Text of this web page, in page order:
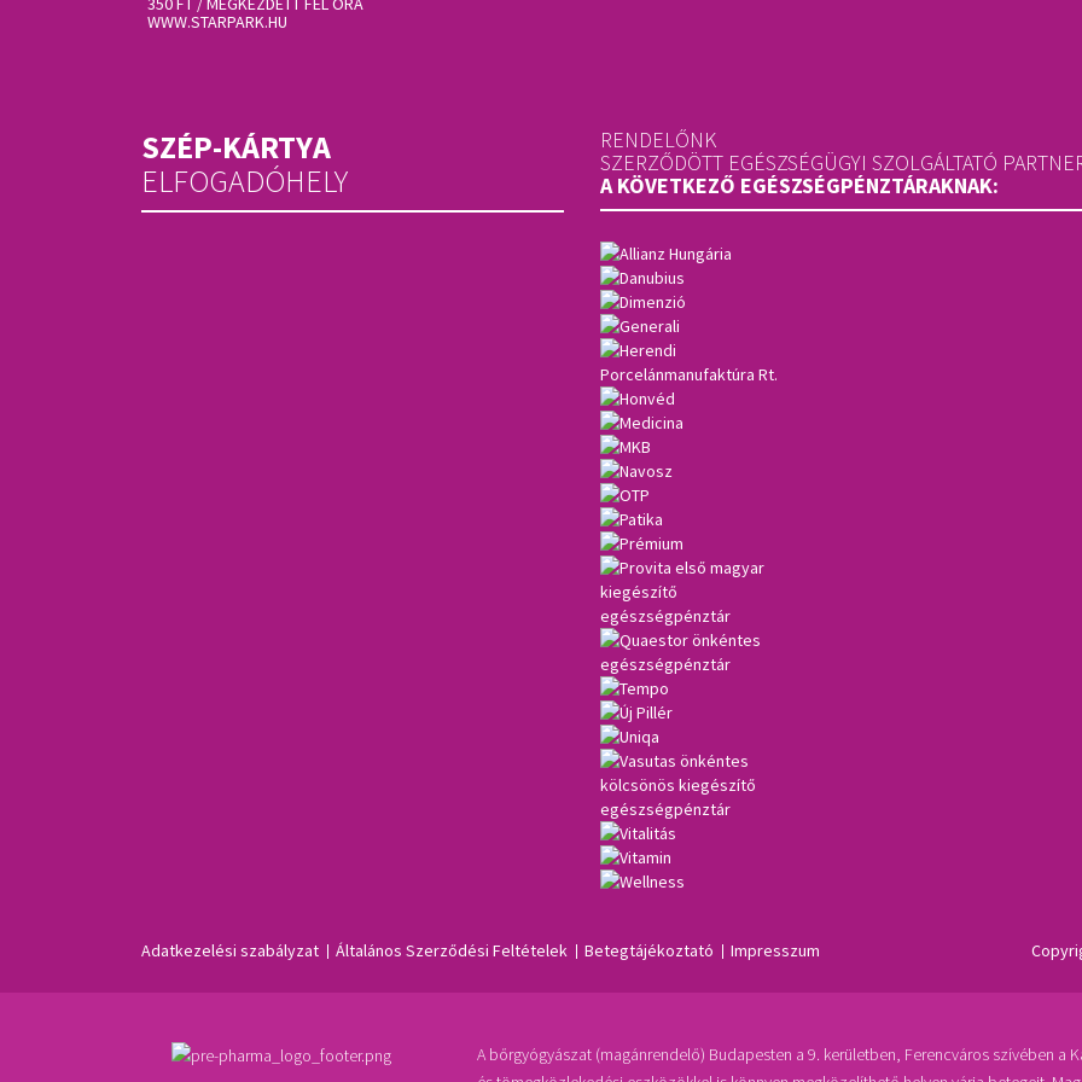
WWW.STARPARK.HU
SZÉP-KÁRTYA
ELFOGADÓHELY
RENDELŐNK
SZERZŐDÖTT EGÉSZSÉGÜGYI SZOLGÁLTATÓ
A KÖVETKEZŐ EGÉSZSÉGPÉNZTÁRAKNAK:
Adatkezelési szabályzat Általános Szerződési Feltételek Betegtájékoztató Impresszum
A bőrgyógyászat (magánrendelő) Budapesten a 9. kerületben, Ferencváros szívében a